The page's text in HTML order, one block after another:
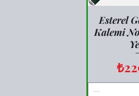
Esterel
Kalemi